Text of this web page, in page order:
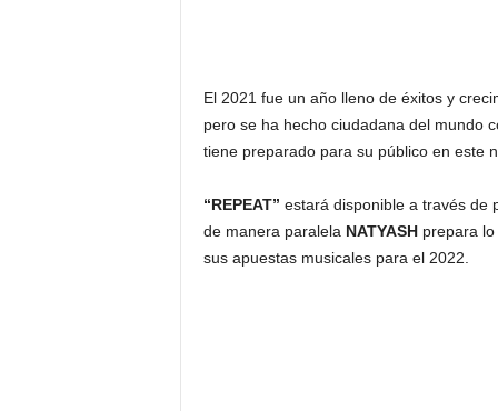
El 2021 fue un año lleno de éxitos y
pero se ha hecho ciudadana del mundo
tiene preparado para su público en este
“REPEAT” estará disponible a través de
de manera paralela NATYASHprepara lo
sus apuestas musicales para el 2022.